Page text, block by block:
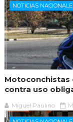
NOTICIAS
Motoconchistas
contra uso
Miguel Paulino